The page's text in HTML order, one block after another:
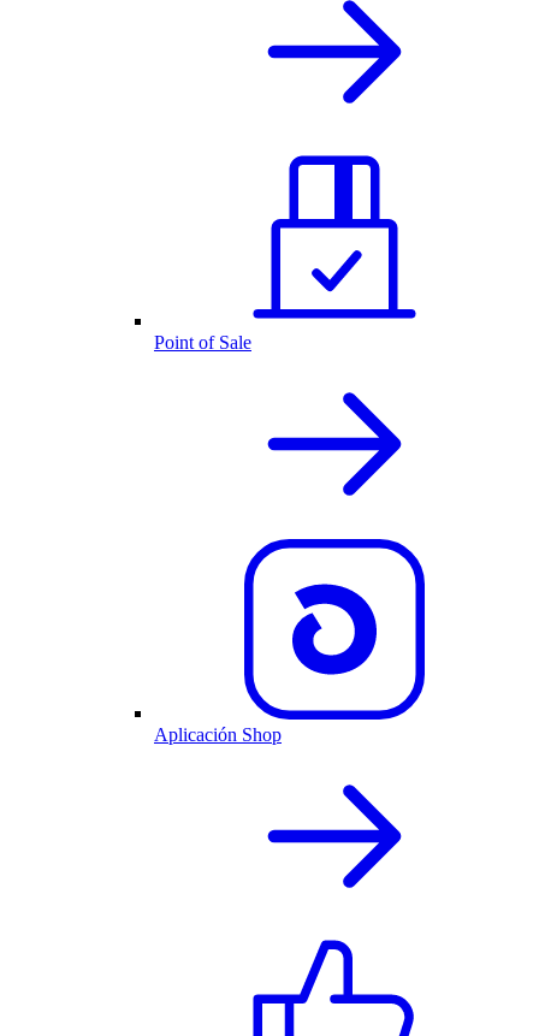
Point of Sale
Aplicación Shop